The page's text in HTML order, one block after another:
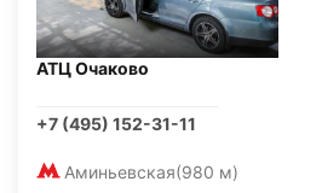
АТЦ Очаково
+7 (495) 152-31-11
Аминьевская(980 м)